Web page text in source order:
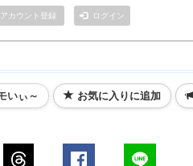
カウント登録 ログイン
いぃ～ お気に入りに追加